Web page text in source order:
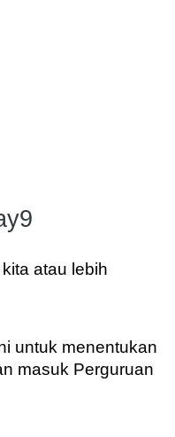
atau lebih
untuk menentukan
masuk Perguruan